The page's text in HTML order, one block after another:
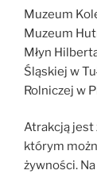
Muzeum
Muzeum
Młyn
Śląskiej w
Rolniczej w
Atrakcją jest
którym
żywności.